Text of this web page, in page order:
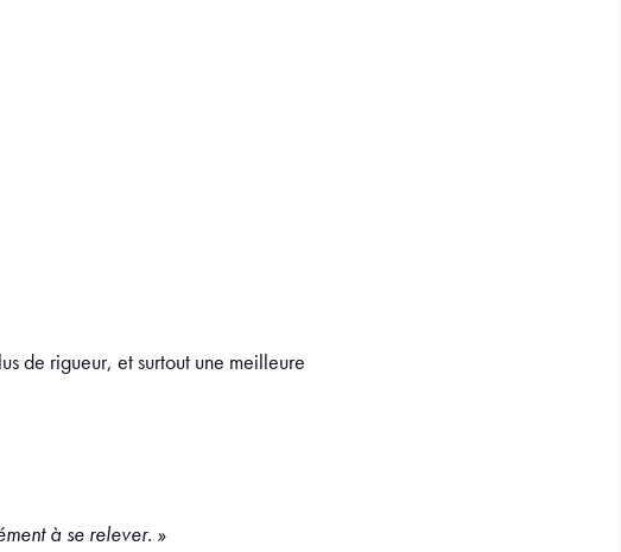
de rigueur, et surtout une meilleure
à se relever. »